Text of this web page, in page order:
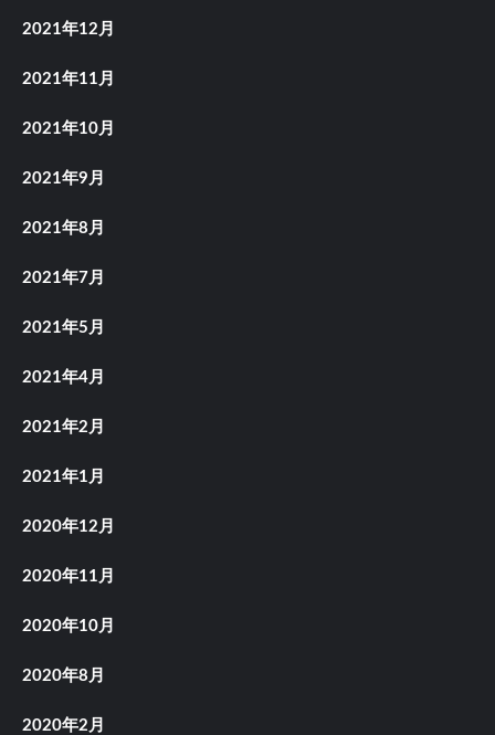
2021年12月
2021年11月
2021年10月
2021年9月
2021年8月
2021年7月
2021年5月
2021年4月
2021年2月
2021年1月
2020年12月
2020年11月
2020年10月
2020年8月
2020年2月